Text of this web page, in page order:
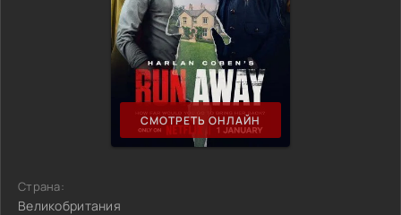
СМОТРЕТЬ ОНЛАЙН
Страна:
Великобритания